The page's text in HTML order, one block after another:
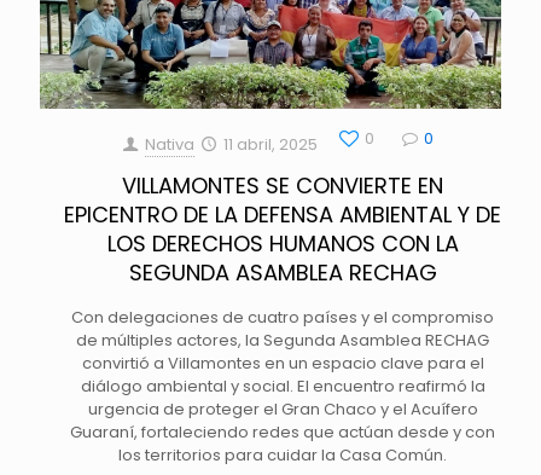
Nativa 11 abril, 2025 0 0
VILLAMONTES SE CONVIERTE EN
EPICENTRO DE LA DEFENSA AMBIENTAL Y DE
LOS DERECHOS HUMANOS CON LA
SEGUNDA ASAMBLEA RECHAG
Con delegaciones de cuatro países y el compromiso
de múltiples actores, la Segunda Asamblea RECHAG
convirtió a Villamontes en un espacio clave para el
diálogo ambiental y social. El encuentro reafirmó la
urgencia de proteger el Gran Chaco y el Acuífero
Guaraní, fortaleciendo redes que actúan desde y con
los territorios para cuidar la Casa Común.